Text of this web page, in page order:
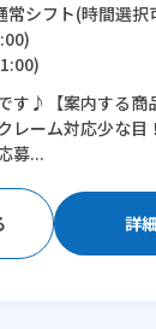
常シフト(時間選択
度/月
で5h等、ご希望
す♪【案内する商
レーム対応少な目
募...
詳